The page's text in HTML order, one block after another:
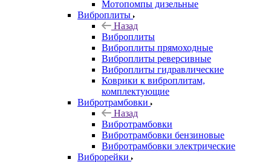
Мотопомпы дизельные
Виброплиты
Назад
Виброплиты
Виброплиты прямоходные
Виброплиты реверсивные
Виброплиты гидравлические
Коврики к виброплитам,
комплектующие
Вибротрамбовки
Назад
Вибротрамбовки
Вибротрамбовки бензиновые
Вибротрамбовки электрические
Виброрейки